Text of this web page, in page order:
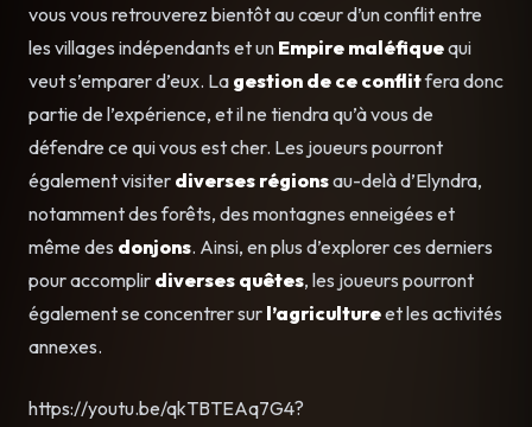
vous vous retrouverez bientôt au cœur d’un conflit entre
les villages indépendants et un Empire maléfiquequi
veut s’emparer d’eux. La gestion de ce conflitfera donc
partie de l’expérience, et il ne tiendra qu’à vous de
défendre ce qui vous est cher. Les joueurs pourront
également visiter diverses régionsau-delà d’Elyndra,
notamment des forêts, des montagnes enneigées et
même des donjons. Ainsi, en plus d’explorer ces derniers
pour accomplir diverses quêtes, les joueurs pourront
également se concentrer sur l’agricultureet les activités
annexes.
https://youtu.be/qkTBTEAq7G4?